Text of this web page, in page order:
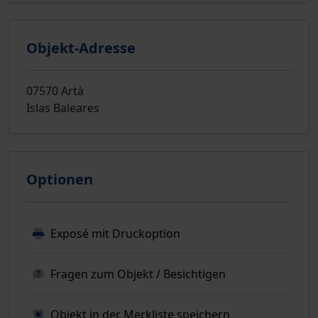
Objekt-Adresse
07570 Artà
Islas Baleares
Optionen
Exposé mit Druckoption
Fragen zum Objekt / Besichtigen
Objekt in der Merkliste speichern